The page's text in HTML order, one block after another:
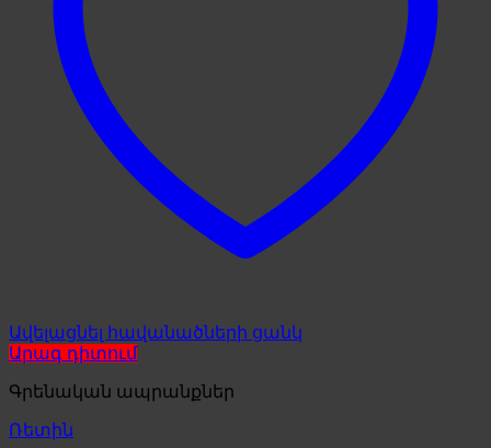
Ավելացնել հավանածների ցանկ
Արագ դիտում
Գրենական ապրանքներ
Ռետին